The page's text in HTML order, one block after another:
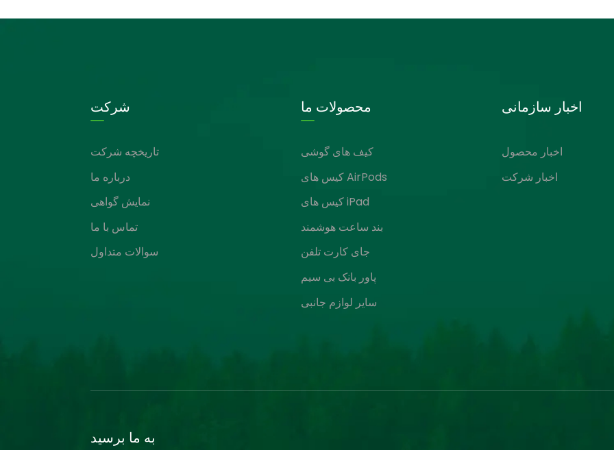
شرکت
تاریخچه شرکت
درباره ما
نمایش گواهی
تماس با ما
سوالات متداول
محصولات ما
کیف های گوشی
کیس های AirPods
کیس های iPad
بند ساعت هوشمند
جای کارت تلفن
پاور بانک بی سیم
سایر لوازم جانبی
اخبار سازمانی
اخبار محصول
اخبار شرکت
به ما برسید